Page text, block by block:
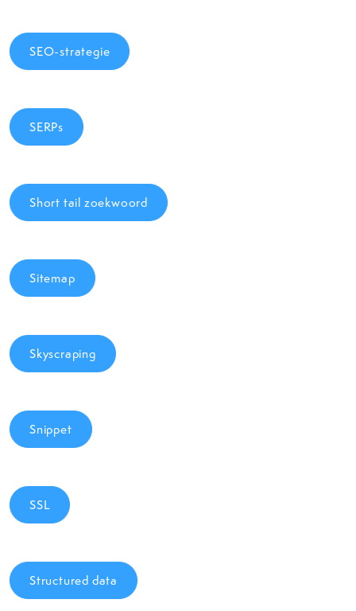
SEO-strategie
SERPs
Short tail zoekwoord
Sitemap
Skyscraping
Snippet
SSL
Structured data